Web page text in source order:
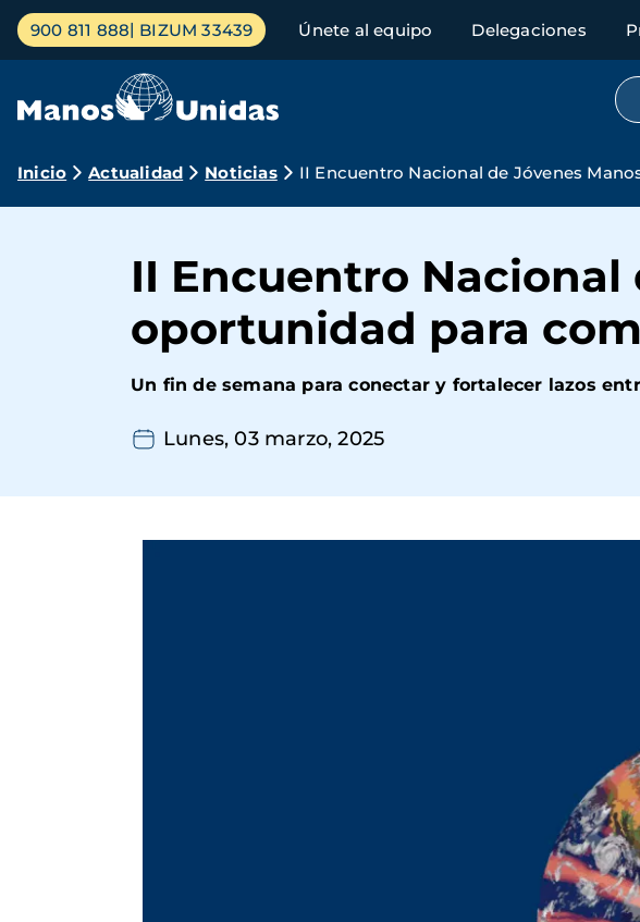
Pasar
contenido
Menú
principal
900 811 888 BIZUM 33439 Únete al equipo Delegaciones
Ruta
navegación
Inicio Actualidad Noticias II Encuentro Nacional de Jóvenes
II Encuentro Nacional
oportunidad para
Un fin de semana para conectar y fortalecer lazos
Lunes, 03 marzo, 2025